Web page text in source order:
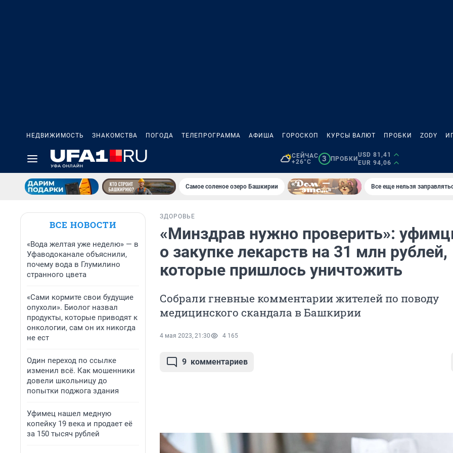
НЕДВИЖИМОСТЬ ЗНАКОМСТВА ПОГОДА ТЕЛЕПРОГРАММА АФИША ГОРОСКОП КУРСЫ ВАЛЮТ ПРОБКИ ZODY
СЕЙЧАС
+26°C
3 ПРОБКИ
USD 81,41
EUR 94,06
Самое соленое озеро Башкирии Все еще нельзя
ВСЕ НОВОСТИ
«Вода желтая уже неделю» — в
Уфаводоканале объяснили,
почему вода в Глумилино
странного цвета
«Сами кормите свои будущие
опухоли». Биолог назвал
продукты, которые приводят к
онкологии, сам он их никогда
не ест
Один переход по ссылке
изменил всё. Как мошенники
довели школьницу до
попытки поджога здания
Уфимец нашел медную
копейку 19 века и продает её
за 150 тысяч рублей
ЗДОРОВЬЕ
«Минздрав нужно проверить»:
о закупке лекарств на 31 млн рублей,
которые пришлось уничтожить
Собрали гневные комментарии жителей по поводу
медицинского скандала в Башкирии
4 мая 2023, 21:30 4 165
9 комментариев